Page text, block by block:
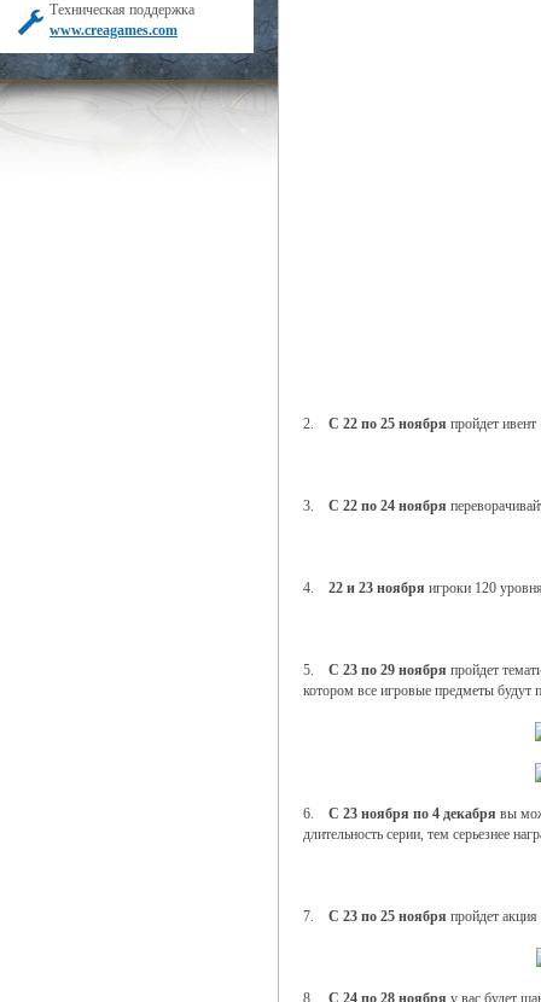
Техническая поддержка
www.creagames.com
2. С 22 по 25 ноября пройдет ивент
3. С 22 по 24 ноября
4. 22 и 23 ноября игроки 120
5. С 23 по 29 ноября пройдет
котором все игровые предметы будут
6. С 23 ноября по 4 декабря вы
длительность серии, тем серьезнее
7. С 23 по 25 ноября пройдет акция
8. С 24 по 28 ноября у вас будет